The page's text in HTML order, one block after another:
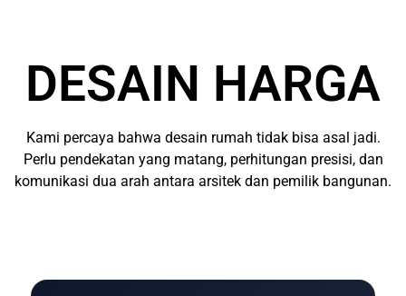
DESAIN HARGA
Kami percaya bahwa desain rumah tidak bisa asal jadi.
Perlu pendekatan yang matang, perhitungan presisi, dan
komunikasi dua arah antara arsitek dan pemilik bangunan.